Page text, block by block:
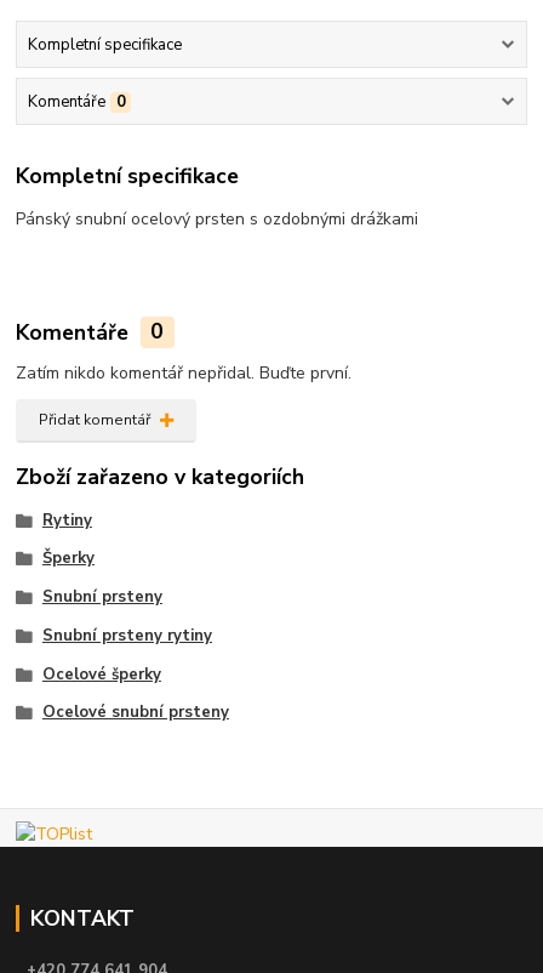
Kompletní specifikace
Komentáře 0
Kompletní specifikace
Pánský snubní ocelový prsten s ozdobnými drážkami
Komentáře 0
Zatím nikdo komentář nepřidal. Buďte první.
Přidat komentář
Zboží zařazeno v kategoriích
Rytiny
Šperky
Snubní prsteny
Snubní prsteny rytiny
Ocelové šperky
Ocelové snubní prsteny
KONTAKT